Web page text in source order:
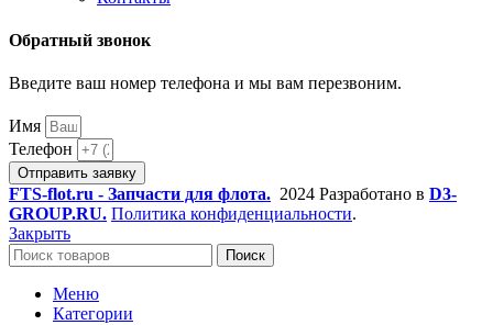
Обратный звонок
Введите ваш номер телефона и мы вам перезвоним.
Имя
Телефон
Отправить заявку
FTS-flot.ru - Запчасти для флота. 2024 Разработано в D3-
GROUP.RU. Политика конфиденциальности.
Закрыть
Поиск
Меню
Категории